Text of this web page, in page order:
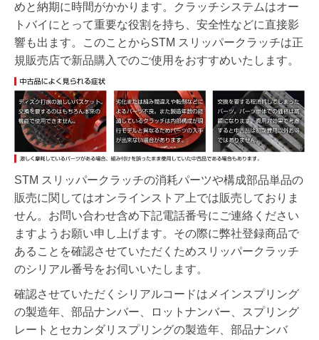
めと納期に時間がかかります。クラッチシステムはオー
トバイにとって重要な役割を持ち、安全性などに直接影
響も出ます。このことからSTM スリッパークラッチは正
規販売店で新品購入でのご使用をおすすめいたします。
STM スリッパークラッチの消耗パーツや構成部品単品の
販売に関してはオンラインストア上では販売しておりま
せん。お問い合わせ含め下記電話番号にご連絡ください
ますようお願い申し上げます。その際に弊社登録商品で
あることを確認させていただくためスリッパークラッチ
のシリアル番号をお伺いいたします。
確認させていただくシリアルコードはメインスプリング
の製造年、部品ナンバー、ロットナンバー、スプリング
レートとセカンダリスプリングの製造年、部品ナンバ